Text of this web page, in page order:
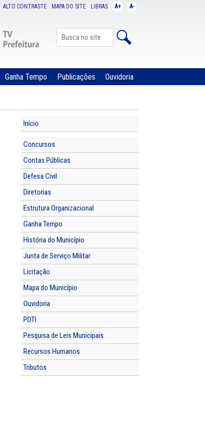
A-
A+
LIBRAS
MAPA DO SITE
ALTO CONTRASTE
Ouvidoria
Publicações
Ganha Tempo
Início
Concursos
Contas Públicas
Defesa Civil
Diretorias
Estrutura Organizacional
Ganha Tempo
História do Município
Junta de Serviço Militar
Licitação
Mapa do Município
Ouvidoria
PDTI
Pesquisa de Leis Municipais
Recursos Humanos
Tributos